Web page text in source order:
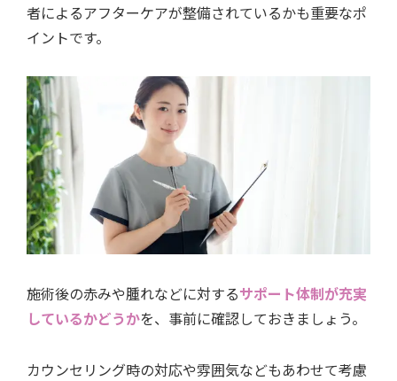
者によるアフターケアが整備されているかも重要なポ
イントです。
施術後の赤みや腫れなどに対するサポート体制が充実
しているかどうかを、事前に確認しておきましょう。
カウンセリング時の対応や雰囲気などもあわせて考慮